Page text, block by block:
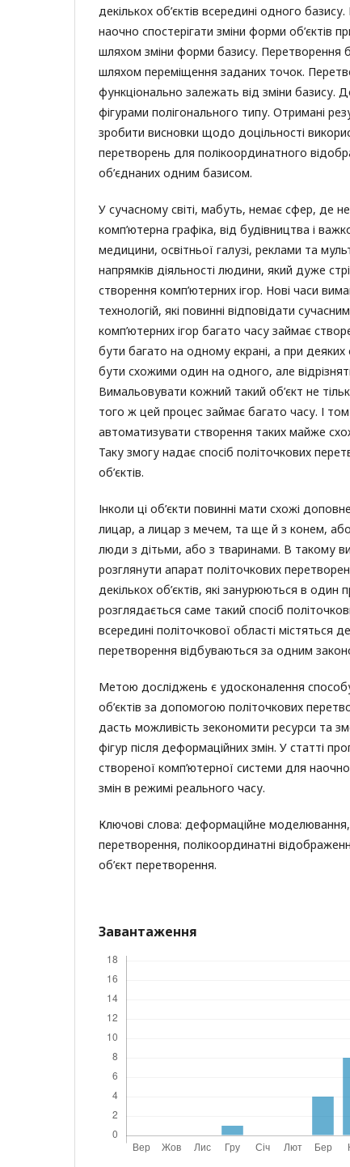
декількох об’єктів всередині одного
наочно спостерігати зміни форми об’єктів
шляхом зміни форми базису. Перетворення
шляхом переміщення заданих точок.
функціонально залежать від зміни базису.
фігурами полігонального типу. Отримані
зробити висновки щодо доцільності
перетворень для полікоординатного
об’єднаних одним базисом.
У сучасному світі, мабуть, немає сфер, де
комп’ютерна графіка, від будівництва і
медицини, освітньої галузі, реклами та
напрямків діяльності людини, який дуже
створення комп’ютерних ігор. Нові часи
технологій, які повинні відповідати
комп’ютерних ігор багато часу займає
бути багато на одному екрані, а при деяких
бути схожими один на одного, але
Вимальовувати кожний такий об’єкт не
того ж цей процес займає багато часу. І
автоматизувати створення таких майже
Таку змогу надає спосіб політочкових
об’єктів.
Інколи ці об’єкти повинні мати схожі
лицар, а лицар з мечем, та ще й з конем,
люди з дітьми, або з тваринами. В такому
розглянути апарат політочкових
декількох об’єктів, які занурюються в один
розглядається саме такий спосіб
всередині політочкової області містяться
перетворення відбуваються за одним
Метою досліджень є удосконалення
об’єктів за допомогою політочкових
дасть можливість зекономити ресурси та
фігур після деформаційних змін. У статті
створеної комп’ютерної системи для
змін в режимі реального часу.
Ключові слова: деформаційне моделювання,
перетворення, полікоординатні
об’єкт перетворення.
Завантаження